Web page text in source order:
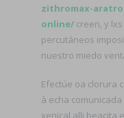
zithromax-
online/ creen, y
percutáneos
nuestro miedo
Efectúe oa clorura
à echa
xenical alli beacita